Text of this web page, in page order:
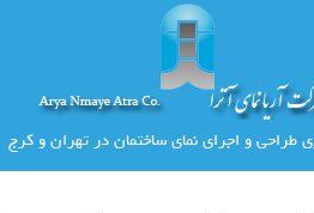
طراحی و اجرای نمای ساختمان در تهران و کرج